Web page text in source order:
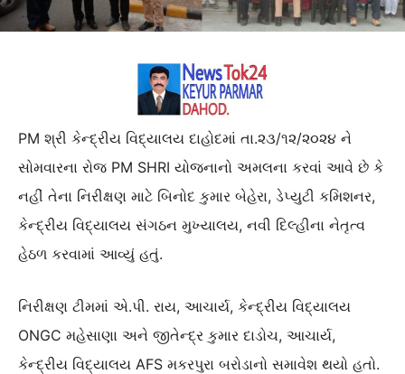
PM શ્રી કેન્દ્રીય વિદ્યાલય દાહોદમાં તા.૨૩/૧૨/૨૦૨૪ ને
સોમવારના રોજ PM SHRI યોજનાનો અમલના કરવાં આવે છે કે
નહીં તેના નિરીક્ષણ માટે બિનોદ કુમાર બેહેરા, ડેપ્યુટી કમિશનર,
કેન્દ્રીય વિદ્યાલય સંગઠન મુખ્યાલય, નવી દિલ્હીના નેતૃત્વ
હેઠળ કરવામાં આવ્યું હતું.
નિરીક્ષણ ટીમમાં એ.પી. રાય, આચાર્ય, કેન્દ્રીય વિદ્યાલય
ONGC મહેસાણા અને જીતેન્દ્ર કુમાર દાડોચ, આચાર્ય,
કેન્દ્રીય વિદ્યાલય AFS મકરપુરા બરોડાનો સમાવેશ થયો હતો.